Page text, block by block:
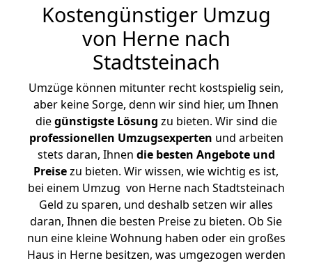
Kostengünstiger Umzug
von Herne nach
Stadtsteinach
Umzüge können mitunter recht kostspielig sein,
aber keine Sorge, denn wir sind hier, um Ihnen
diegünstigste Lösung zu bieten. Wir sind die
professionellen Umzugsexperten und arbeiten
stets daran, Ihnen die besten Angebote und
Preisezu bieten. Wir wissen, wie wichtig es ist,
bei einem Umzug von Herne nach Stadtsteinach
Geld zu sparen, und deshalb setzen wir alles
daran, Ihnen die besten Preise zu bieten. Ob Sie
nun eine kleine Wohnung haben oder ein großes
Haus in Herne besitzen, was umgezogen werden